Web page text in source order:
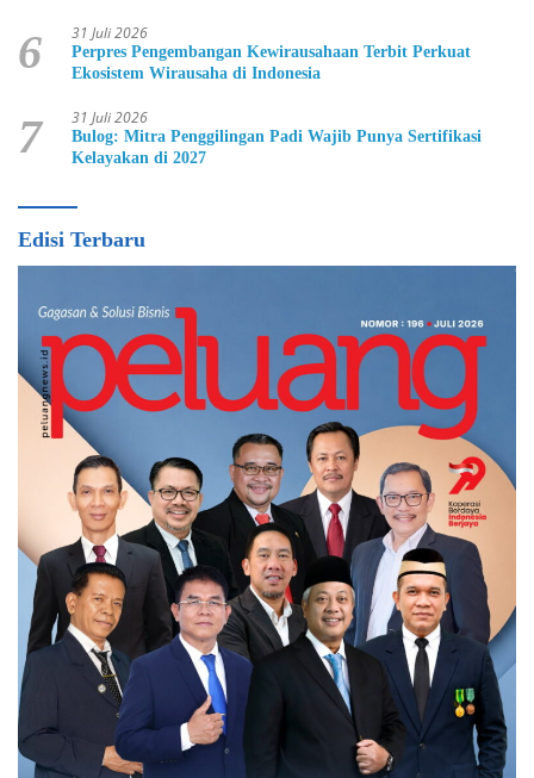
6 31 Juli 2026
Perpres Pengembangan Kewirausahaan Terbit Perkuat
Ekosistem Wirausaha di Indonesia
7 31 Juli 2026
Bulog: Mitra Penggilingan Padi Wajib Punya Sertifikasi
Kelayakan di 2027
Edisi Terbaru